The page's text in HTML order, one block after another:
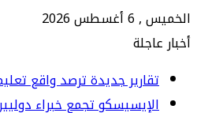
الخميس , 6 أغسطس 2026
أخبار عاجلة
تقارير جديدة ترصد واقع
الإيسيسكو تجمع خبراء